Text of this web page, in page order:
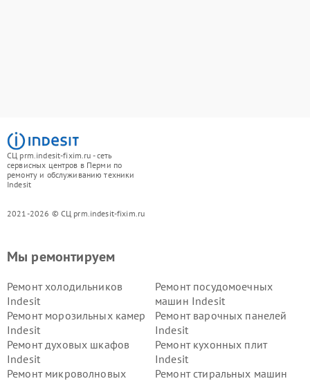
СЦ prm.indesit-fixim.ru - сеть
сервисных центров в Перми по
ремонту и обслуживанию техники
Indesit
2021-2026 © СЦ prm.indesit-fixim.ru
Мы ремонтируем
Ремонт холодильников
Indesit
Ремонт посудомоечных
машин Indesit
Ремонт морозильных камер
Indesit
Ремонт варочных панелей
Indesit
Ремонт духовых шкафов
Indesit
Ремонт кухонных плит
Indesit
Ремонт микроволновых
Ремонт стиральных машин